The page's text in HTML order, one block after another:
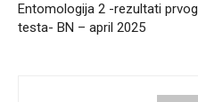
Entomologija 2 -rezultati prvog
testa- BN – april 2025